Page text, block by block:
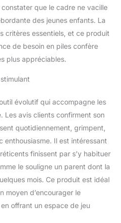
fabriqué en contreplaqué
de bouleau letton de
qualité supérieure et
garantit une expérience
de jeu durable et
incassable. Les surfaces
mélange spécial d'huiles
l'ensemble non
aussi facile à nettoyer.
Conforme à toutes les
normes européennes de
sécurité des jouets.
Installation facile et
durabilité : conçu pour
une installation facile
avec une utilisation
minimale de l'outil et des
que le cadre ne vacille
des jeunes enfants. La
critères essentiels, et ce produit
de besoin en piles confère
plus appréciables.
évolutif qui accompagne les
Les avis clients confirment son
quotidiennement, grimpent,
enthousiasme. Il est intéressant
finissent par s’y habituer
le souligne un parent dont la
mois. Ce produit est idéal
moyen d’encourager le
offrant un espace de jeu